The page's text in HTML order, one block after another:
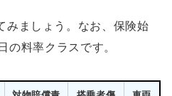
みましょう。なお、保険始
の料率クラスです。